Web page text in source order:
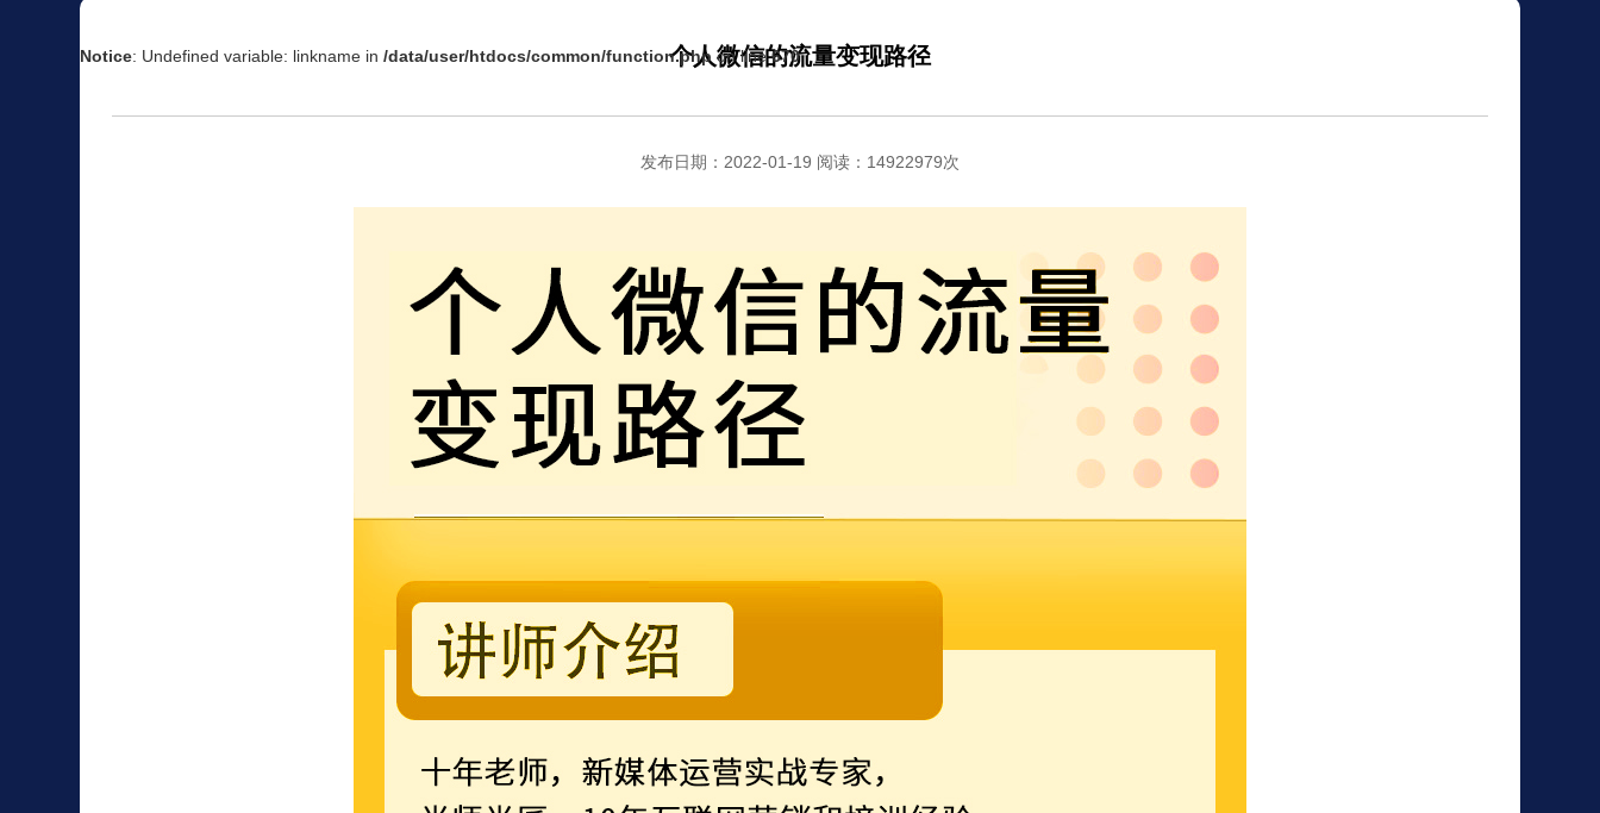
Notice: Undefined variable: linkname in/data/user/htdocs/common/function.php on line670
个人微信的流量变现路径
发布日期：2022-01-19 阅读：14922979次